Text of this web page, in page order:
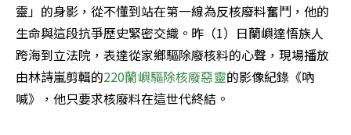
靈」的身影，從不懂到站在第一線為反核廢料奮鬥，他的
生命與這段抗爭歷史緊密交織。昨（1）日蘭嶼達悟族人
跨海到立法院，表達從家鄉驅除廢核料的心聲，現場播放
由林詩嵐剪輯的220蘭嶼驅除核廢惡靈的影像紀錄《吶
喊》，他只要求核廢料在這世代終結。